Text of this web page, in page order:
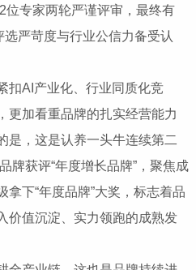
位专家两轮严谨评审，最终有
严苛度与行业公信力备受认
扣AI产业化、行业同质化竞
更加看重品牌的扎实经营能力
是，这是认养一头牛连续第二
牌获评“年度增长品牌”，聚焦成
下“年度品牌”大奖，标志着品
价值沉淀、实力领跑的成熟发